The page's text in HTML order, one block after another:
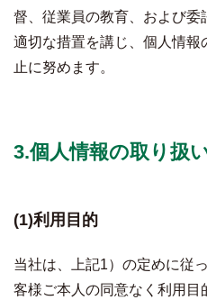
督、従業員の教育、および
適切な措置を講じ、個人情
止に努めます。
3.個人情報の取り扱
(1)利用目的
当社は、上記1）の定めに従
客様ご本人の同意なく利用目